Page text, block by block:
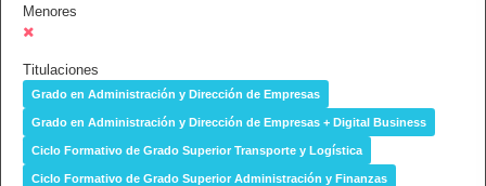
Menores
Titulaciones
Grado en Administración y Dirección de Empresas
Grado en Administración y Dirección de Empresas + Digital Business
Ciclo Formativo de Grado Superior Transporte y Logística
Ciclo Formativo de Grado Superior Administración y Finanzas